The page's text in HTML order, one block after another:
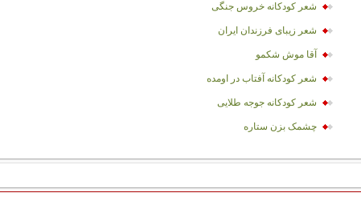
شعر کودکانه خروس جنگی
شعر زیبای فرزندان ايران
آقا موش شکمو
شعر کودکانه آفتاب در اومده
شعر کودکانه جوجه طلایی
چشمک بزن ستاره